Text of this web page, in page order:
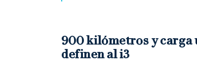
900 kilómetros y
definen al i3